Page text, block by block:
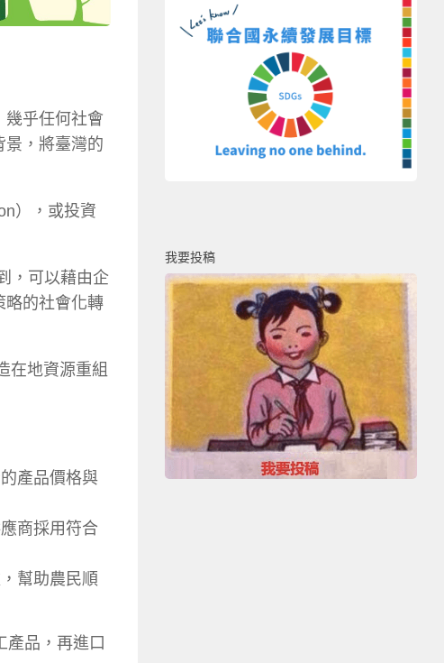
幾乎任何社會
景，將臺灣的
），或投資
，可以藉由企
略的社會化轉
在地資源重組
產品價格與
商採用符合
幫助農民順
產品，再進口
我要投稿